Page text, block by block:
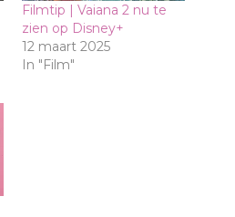
Filmtip | Vaiana 2 nu te
zien op Disney+
12 maart 2025
In "Film"